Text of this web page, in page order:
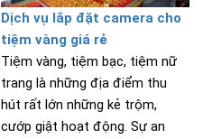
Dịch vụ lắp đặt camera cho
tiệm vàng giá rẻ
Tiệm vàng, tiệm bạc, tiệm nữ
trang là những địa điểm thu
hút rất lớn những kẻ trộm,
cướp giật hoạt động. Sự an